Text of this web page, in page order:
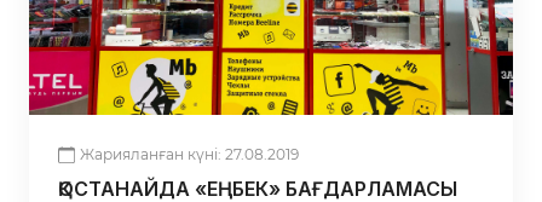
Жарияланған күні: 27.08.2019
ҚОСТАНАЙДА «ЕҢБЕК» БАҒДАРЛАМАСЫ